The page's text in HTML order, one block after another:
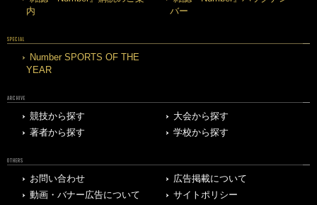
内
バー
SPECIAL
Number SPORTS OF THE
YEAR
ARCHIVE
競技から探す
大会から探す
著者から探す
学校から探す
OTHERS
お問い合わせ
広告掲載について
動画・バナー広告について
サイトポリシー